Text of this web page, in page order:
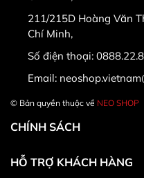
* Hàng được đổi trả khi:
211/215D Hoàng Văn
Chí Minh,
Số điện thoại:
Email:
© Bản quyền thuộc về NEO SHOP
CHÍNH SÁCH
HỖ TRỢ KHÁCH HÀNG